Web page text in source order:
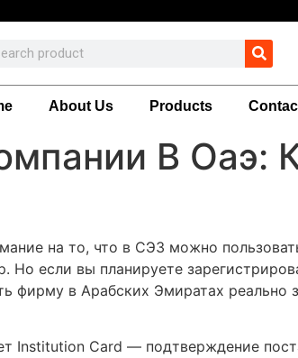
About Us Products
В Оаэ:
на то, что в СЭЗ можно
Но если вы планируете
фирму в Арабских Эмиратах реально
Institution Card — подтверждение